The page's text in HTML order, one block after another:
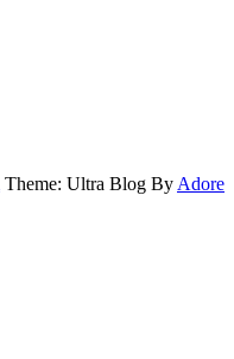
Theme: Ultra Blog By Adore